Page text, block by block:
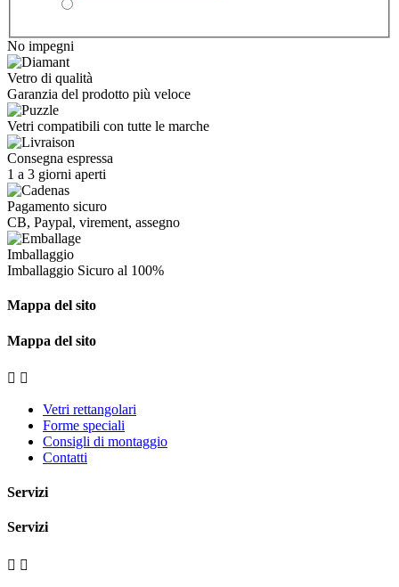
No impegni
Vetro di qualità
Garanzia del prodotto più veloce
Vetri compatibili con tutte le marche
Consegna espressa
1 a 3 giorni aperti
Pagamento sicuro
CB, Paypal, virement, assegno
Imballaggio
Imballaggio Sicuro al 100%
Mappa del sito
Mappa del sito
 
Vetri rettangolari
Forme speciali
Consigli di montaggio
Contatti
Servizi
Servizi
 